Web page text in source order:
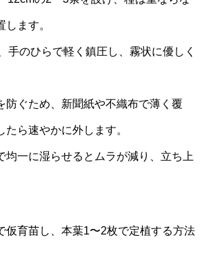
ます。
手のひらで軽く鎮圧し、霧状に優しく
防ぐため、新聞紙や不織布で薄く覆
たら速やかに外します。
均一に湿らせるとムラが減り、立ち上
仮育苗し、本葉1〜2枚で定植する方法